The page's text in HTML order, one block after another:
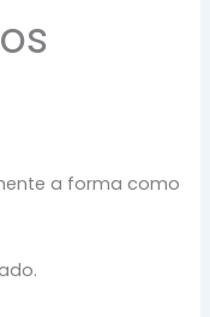
a forma como